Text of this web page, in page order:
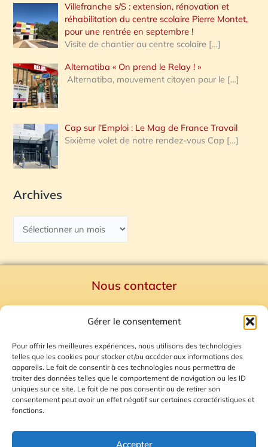
Gérer le consentement
Pour offrir les meilleures expériences, nous utilisons des technologies
telles que les cookies pour stocker et/ou accéder aux informations des
appareils. Le fait de consentir à ces technologies nous permettra de
traiter des données telles que le comportement de navigation ou les ID
uniques sur ce site. Le fait de ne pas consentir ou de retirer son
consentement peut avoir un effet négatif sur certaines caractéristiques et
fonctions.
Accepter
Villefranche s/S : extension, rénovation et
réhabilitation du centre scolaire Pierre Montet,
pour une rentrée en septembre !
Visite de chantier au centre scolaire […]
Alternatiba « On prend le Relay ! »
Alternatiba, mouvement citoyen pour le […]
Cap sur l’Emploi : Le Mag de France Travail
Sixième volet de notre rendez-vous Cap […]
Archives
Nous contacter
Mentions Légales
Plan du site
Gestion des Cookies